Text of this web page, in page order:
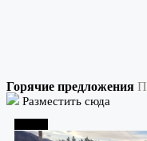
Горячие предложения
Разместить сюда